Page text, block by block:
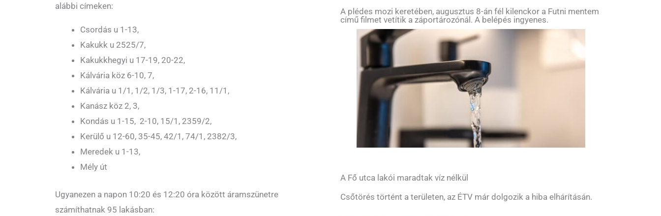
alábbi címeken:
Csordás u 1-13,
Kakukk u 2525/7,
Kakukkhegyi u 17-19, 20-22,
Kálvária köz 6-10, 7,
Kálvária u 1/1, 1/2, 1/3, 1-17, 2-16, 11/1,
Kanász köz 2, 3,
Kondás u 1-15, 2-10, 15/1, 2359/2,
Kerülő u 12-60, 35-45, 42/1, 74/1, 2382/3,
Meredek u 1-13,
Mély út
Ugyanezen a napon 10:20 és 12:20 óra között áramszünetre
számíthatnak 95 lakásban:
A plédes mozi keretében, augusztus 8-án fél kilenckor a Futni mentem
című filmet vetítik a záportározónál. A belépés ingyenes.
A Fő utca lakói maradtak víz nélkül
Csőtörés történt a területen, az ÉTV már dolgozik a hiba elhárításán.